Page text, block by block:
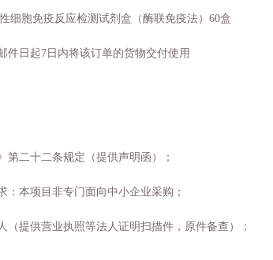
细胞免疫反应检测试剂盒（酶联免疫法）60盒
件日起7日内将该订单的货物交付使用
第二十二条规定（提供声明函）；
本项目非专门面向中小企业采购；
提供营业执照等法人证明扫描件，原件备查）；